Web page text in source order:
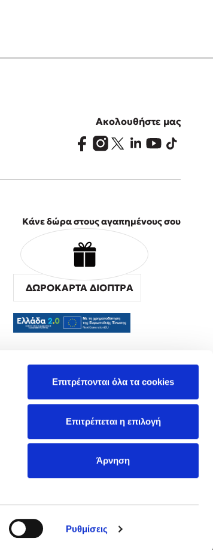
Ρυθμίσεις
Επιτρέπονται όλα τα cookies
Επιτρέπεται η επιλογή
Άρνηση
Ακολουθήστε μας
Κάνε δώρα στους αγαπημένους σου
ΔΩΡΟΚΑΡΤΑ ΔΙΟΠΤΡΑ